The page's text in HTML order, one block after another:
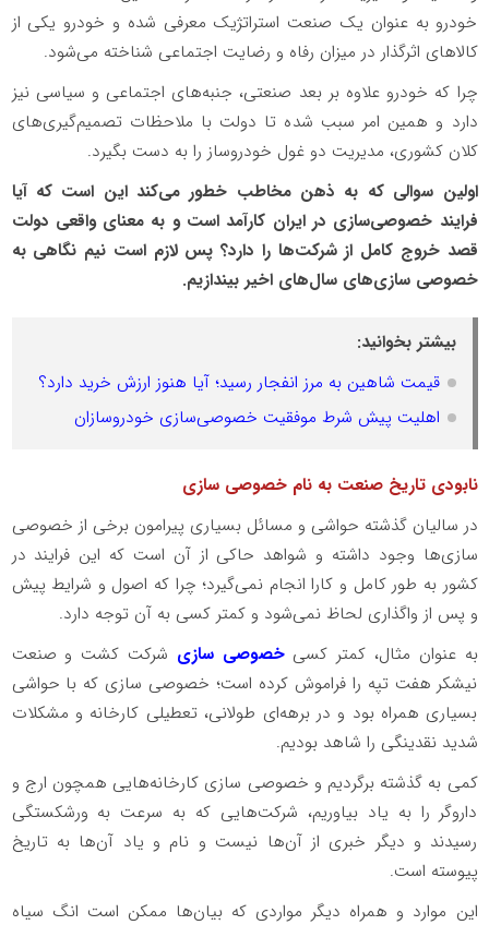
خودرو به عنوان یک صنعت استراتژیک معرفی شده و خودرو یکی از
کالاهای اثرگذار در میزان رفاه و رضایت اجتماعی شناخته می‌شود.
چرا که خودرو علاوه بر بعد صنعتی، جنبه‌های اجتماعی و سیاسی نیز
دارد و همین امر سبب شده تا دولت با ملاحظات تصمیم‌گیری‌های
کلان کشوری، مدیریت دو غول خودروساز را به دست بگیرد.
اولین سوالی که به ذهن مخاطب خطور می‌کند این است که آیا
فرایند خصوصی‌سازی در ایران کارآمد است و به معنای واقعی دولت
قصد خروج کامل از شرکت‌ها را دارد؟ پس لازم است نیم نگاهی به
خصوصی سازی‌های سال‌های اخیر بیندازیم.
بیشتر بخوانید:
قیمت شاهین به مرز انفجار رسید؛ آیا هنوز ارزش خرید دارد؟
اهلیت پیش شرط موفقیت خصوصی‌سازی خودروسازان
نابودی تاریخ صنعت به نام خصوصی سازی
در سالیان گذشته حواشی و مسائل بسیاری پیرامون برخی از خصوصی
سازی‌ها وجود داشته و شواهد حاکی از آن است که این فرایند در
کشور به طور کامل و کارا انجام نمی‌گیرد؛ چرا که اصول و شرایط پیش
و پس از واگذاری لحاظ نمی‌شود و کمتر کسی به آن توجه دارد.
به عنوان مثال، کمتر کسیخصوصی سازی شرکت کشت و صنعت
نیشکر هفت تپه را فراموش کرده است؛ خصوصی سازی که با حواشی
بسیاری همراه بود و در برهه‌ای طولانی، تعطیلی کارخانه و مشکلات
شدید نقدینگی را شاهد بودیم.
کمی ‌به گذشته برگردیم و خصوصی سازی کارخانه‌هایی همچون ارج و
داروگر را به یاد بیاوریم، شرکت‌هایی که به سرعت به ورشکستگی
رسیدند و دیگر خبری از آن‌ها نیست و نام و یاد آن‌ها به تاریخ
پیوسته است.
این موارد و همراه دیگر مواردی که بیان‌ها ممکن است انگ سیاه